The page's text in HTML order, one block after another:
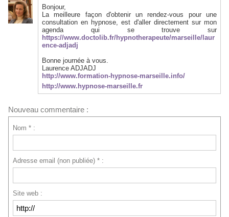
Bonjour,
La meilleure façon d'obtenir un rendez-vous pour une
consultation en hypnose, est d'aller directement sur mon
agenda qui se trouve sur
https://www.doctolib.fr/hypnotherapeute/marseille/laur
ence-adjadj
Bonne journée à vous.
Laurence ADJADJ
http://www.formation-hypnose-marseille.info/
http://www.hypnose-marseille.fr
Nouveau commentaire :
Nom * :
Adresse email (non publiée) * :
Site web :